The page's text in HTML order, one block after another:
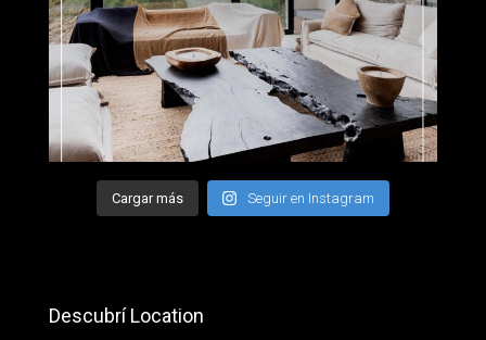
Cargar más Seguir en Instagram
Descubrí Location